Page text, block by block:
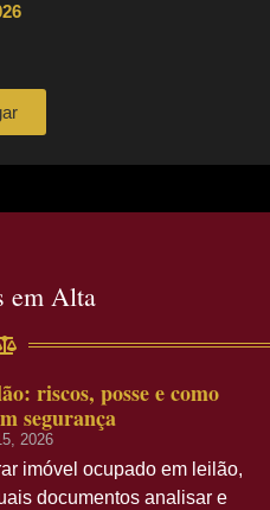
em Alta
riscos, posse e como
segurança
2026
imóvel ocupado em leilão,
documentos analisar e